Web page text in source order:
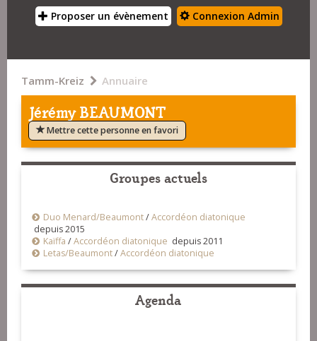
Proposer un évènement Connexion Admin
Tamm-Kreiz Annuaire
Jérémy BEAUMONT
Mettre cette personne en favori
Groupes actuels
Duo Menard/Beaumont/Accordéon diatonique
depuis 2015
Kaïffa /Accordéon diatonique depuis 2011
Letas/Beaumont/Accordéon diatonique
Agenda